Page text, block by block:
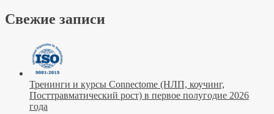
Свежие записи
Тренинги и курсы Connectome (НЛП, коучинг,
Посттравматический рост) в первое полугодие 2026
года